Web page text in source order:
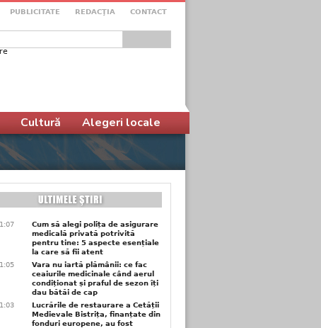
PUBLICITATE REDACŢIA CONTACT
de căutare
Cultură Alegeri locale
Cum să alegi polița de asigurare
medicală privată potrivită
pentru tine: 5 aspecte esențiale
la care să fii atent
Vara nu iartă plămânii: ce fac
ceaiurile medicinale când aerul
condiționat și praful de sezon îți
dau bătăi de cap
Lucrările de restaurare a Cetății
Medievale Bistrița, finanțate din
fonduri europene, au fost